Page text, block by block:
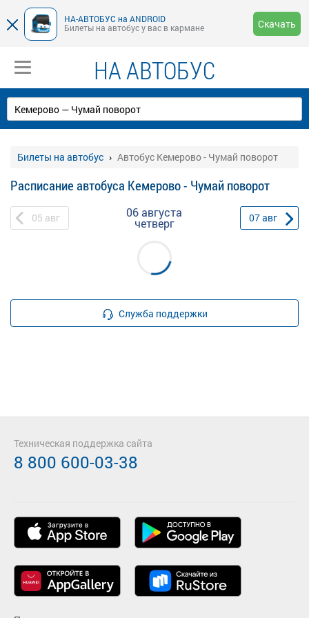
НА-АВТОБУС на ANDROID
Билеты на автобус у вас в кармане
Скачать
НА АВТОБУС
Билеты на автобус Автобус Кемерово - Чумай поворот
Расписание автобуса Кемерово - Чумай поворот
05 авг 06 августа
четверг 07авг
Служба поддержки
Техническая поддержка сайта
8 800 600-03-38